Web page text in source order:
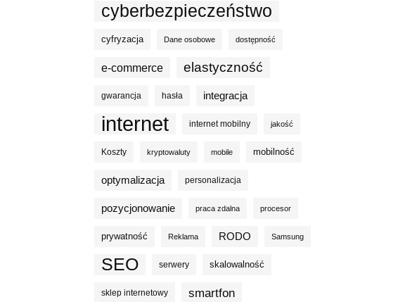
cyberbezpieczeństwo
cyfryzacja Dane osobowe dostępność
e-commerce elastyczność
gwarancja hasła integracja
internet internet mobilny jakość
Koszty kryptowaluty mobile mobilność
optymalizacja personalizacja
pozycjonowanie praca zdalna procesor
prywatność Reklama RODO Samsung
SEO serwery skalowalność
sklep internetowy smartfon